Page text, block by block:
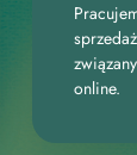
online.